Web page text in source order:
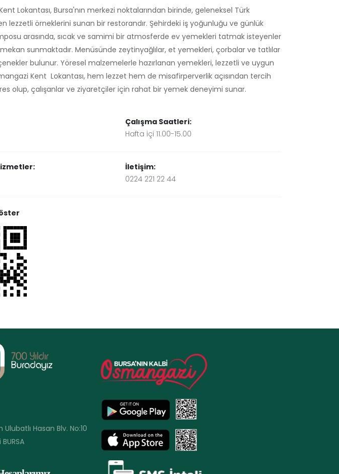
Lokantası, Bursa'nın merkezi noktalarından birinde, geleneksel Türk
lezzetli örneklerini sunan bir restorandır. Şehirdeki iş yoğunluğu ve günlük
arasında, sıcak ve samimi bir atmosferde ev yemekleri tatmak isteyenler
sunmaktadır. Menüsünde zeytinyağlılar, et yemekleri, çorbalar ve tatlılar
bulunur. Yöresel malzemelerle hazırlanan yemekleri, lezzetli ve uygun
Kent Lokantası, hem lezzet hem de misafirperverlik açısından tercih
olup, çalışanlar ve ziyaretçiler için rahat bir yemek deneyimi sunar.
Çalışma Saatleri:
Hafta içi 11.00-15.00
İletişim:
0224 221 22 44
Hasan Blv. No:10